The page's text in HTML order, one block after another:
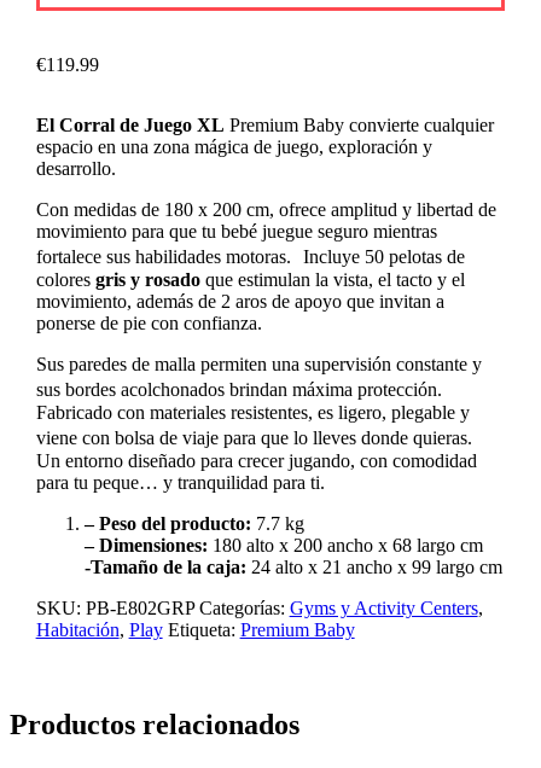
€119.99
El Corral de Juego XL Premium Baby convierte cualquier
espacio en una zona mágica de juego, exploración y
desarrollo.
Con medidas de 180 x 200 cm, ofrece amplitud y libertad de
movimiento para que tu bebé juegue seguro mientras
fortalece sus habilidades motoras. Incluye 50 pelotas de
colores gris y rosadoque estimulan la vista, el tacto y el
movimiento, además de 2 aros de apoyo que invitan a
ponerse de pie con confianza.
Sus paredes de malla permiten una supervisión constante y
sus bordes acolchonados brindan máxima protección.
Fabricado con materiales resistentes, es ligero, plegable y
viene con bolsa de viaje para que lo lleves donde quieras.
Un entorno diseñado para crecer jugando, con comodidad
para tu peque… y tranquilidad para ti.
– Peso del producto: 7.7 kg
– Dimensiones: 180 alto x 200 ancho x 68 largo cm
-Tamaño de la caja: 24 alto x 21 ancho x 99 largo cm
SKU: PB-E802GRP Categorías: Gyms y Activity Centers,
Habitación, Play Etiqueta: Premium Baby
Productos relacionados